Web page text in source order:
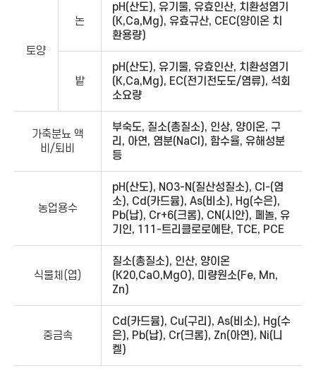
토양
논
pH(산도), 유기물, 유효인산, 치환성염기
(K,Ca,Mg), 유효규산, CEC(양이온 치
환용량)
밭
pH(산도), 유기물, 유효인산, 치환성염기
(K,Ca,Mg), EC(전기전도도/염류), 석회
소요량
가축분뇨 액
비/퇴비
부숙도, 질소(총질소), 인상, 양이온, 구
리, 아연, 염분(NaCl), 함수율, 유해성분
등
농업용수
pH(산도), NO3-N(질산성질소), Cl-(염
소), Cd(카드뮴), As(비소), Hg(수은),
Pb(납), Cr+6(크롬), CN(시안), 페놀, 유
기인, 111-트리클로로에탄, TCE, PCE
식물체(엽)
질소(총질소), 인산, 양이온
(K20,CaO,MgO), 미량원소(Fe, Mn,
Zn)
중금속
Cd(카드뮴), Cu(구리), As(비소), Hg(수
은), Pb(납), Cr(크롬), Zn(아연), Ni(니
켈)